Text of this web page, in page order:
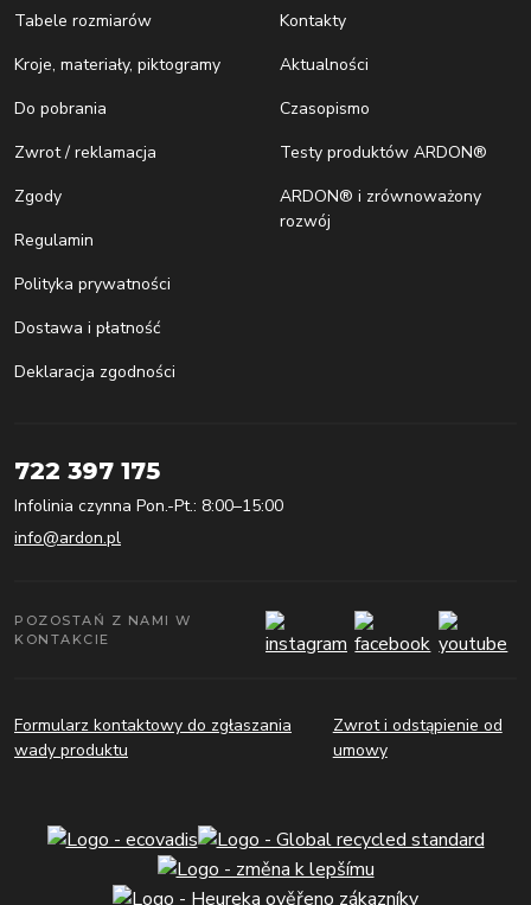
Tabele rozmiarów
Kroje, materiały, piktogramy
Do pobrania
Zwrot / reklamacja
Zgody
Regulamin
Polityka prywatności
Dostawa i płatność
Deklaracja zgodności
Kontakty
Aktualności
Czasopismo
Testy produktów ARDON®
ARDON® i zrównoważony
rozwój
722 397 175
Infolinia czynna Pon.-Pt.: 8:00–15:00
info@ardon.pl
POZOSTAŃ Z NAMI W
KONTAKCIE
Formularz kontaktowy do zgłaszania
wady produktu
Zwrot i odstąpienie od
umowy